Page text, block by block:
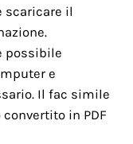
scaricare il
possibile
e
Il fac simile
in PDF